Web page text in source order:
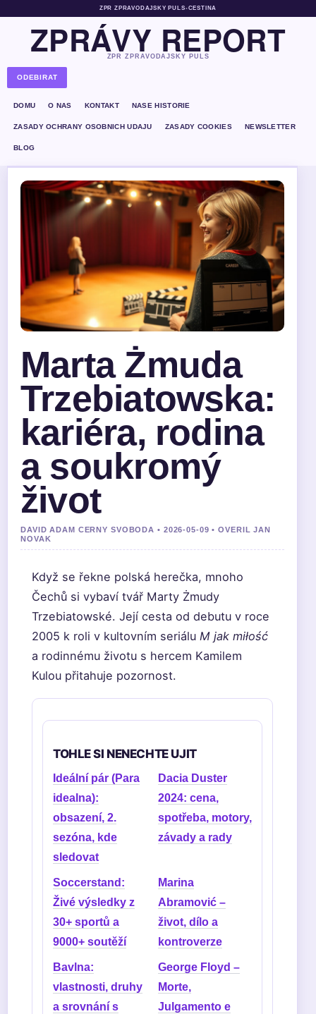
ZPR ZPRAVODAJSKY PULS•CESTINA
ZPRÁVY REPORT
ZPR ZPRAVODAJSKY PULS
ODEBIRAT
DOMU O NAS KONTAKT NASE HISTORIE
ZASADY OCHRANY OSOBNICH UDAJU ZASADY COOKIES NEWSLETTER
BLOG
Marta Żmuda
Trzebiatowska:
kariéra, rodina
a soukromý
život
DAVID ADAM CERNY SVOBODA • 2026-05-09 • OVERIL JAN
NOVAK
Když se řekne polská herečka, mnoho
Čechů si vybaví tvář Marty Żmudy
Trzebiatowské. Její cesta od debutu v roce
2005 k roli v kultovním seriálu M jak miłość
a rodinnému životu s hercem Kamilem
Kulou přitahuje pozornost.
TOHLE SI NENECHTE UJIT
Ideální pár (Para
idealna):
obsazení, 2.
sezóna, kde
sledovat
Dacia Duster
2024: cena,
spotřeba, motory,
závady a rady
Soccerstand:
Živé výsledky z
30+ sportů a
9000+ soutěží
Marina
Abramović –
život, dílo a
kontroverze
Bavlna:
vlastnosti, druhy
a srovnání s
George Floyd –
Morte,
Julgamento e